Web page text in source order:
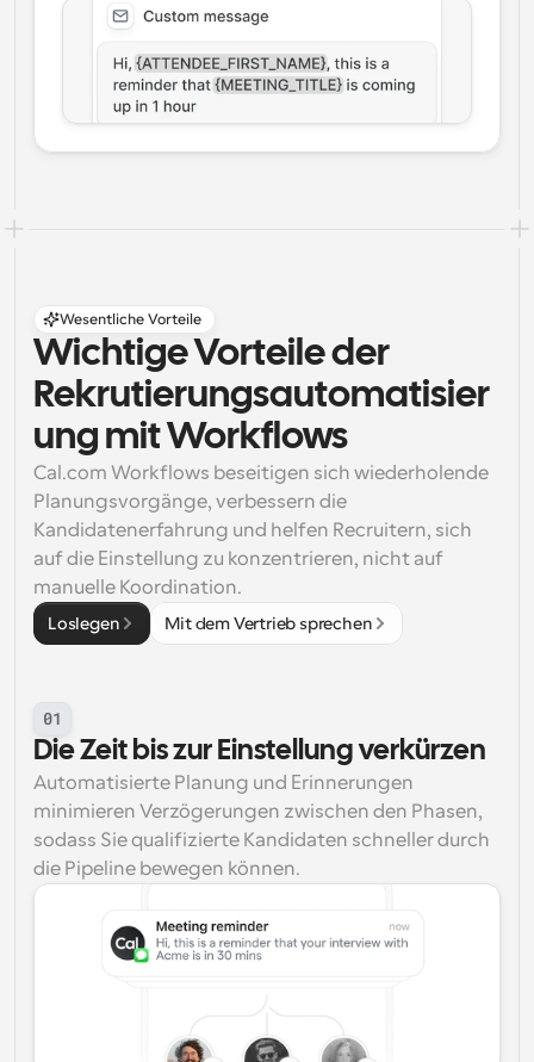
Wesentliche Vorteile
Wichtige Vorteile der
Rekrutierungsautomatisier
ung mit Workflows
Cal.com Workflows beseitigen sich wiederholende
Planungsvorgänge, verbessern die
Kandidatenerfahrung und helfen Recruitern, sich
auf die Einstellung zu konzentrieren, nicht auf
manuelle Koordination.
Loslegen Mit dem Vertrieb sprechen
01
Die Zeit bis zur Einstellung verkürzen
Automatisierte Planung und Erinnerungen
minimieren Verzögerungen zwischen den Phasen,
sodass Sie qualifizierte Kandidaten schneller durch
die Pipeline bewegen können.